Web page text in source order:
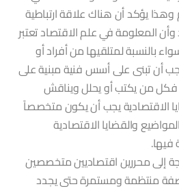
يؤكد أن هناك علاقة ارتباطية
وأن المعلومة في علم الاقتصاد تعتبر
بالنسبة لمتلقيها من أفراد أو
أن تبنى على أسس فنية مبنية على
من يكتب أو يحلل ويناقش
الاقتصادية يجب أن يكون متخصصاً
والقضايا الاقتصادية
فيها.
إلى محررين اقتصاديين متخصصين
بصفة منتظمة ومستمرة حتى يجدد